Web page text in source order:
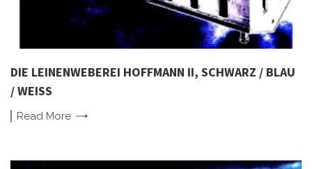
DIE LEINENWEBEREI HOFFMANN II, SCHWARZ / BLAU
/ WEISS
Read More